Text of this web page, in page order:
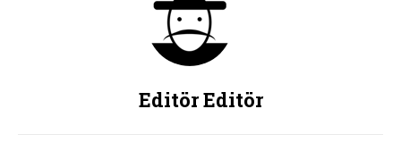
Editör Editör